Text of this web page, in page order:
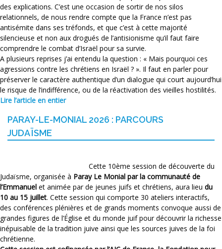
des explications. C’est une occasion de sortir de nos silos
relationnels, de nous rendre compte que la France n’est pas
antisémite dans ses tréfonds, et que c’est à cette majorité
silencieuse et non aux drogués de l’antisionisme qu’il faut faire
comprendre le combat d’Israël pour sa survie.
A plusieurs reprises j’ai entendu la question : « Mais pourquoi ces
agressions contre les chrétiens en Israël ? ». Il faut en parler pour
préserver le caractère authentique d’un dialogue qui court aujourd’hui
le risque de l’indifférence, ou de la réactivation des vieilles hostilités.
Lire l’article en entier
PARAY-LE-MONIAL 2026 : PARCOURS
JUDAÏSME
Cette 10ème session de découverte du
Judaïsme, organisée à Paray Le Monial par la communauté de
l’Emmanuel et animée par de jeunes juifs et chrétiens, aura lieu du
10 au 15 juillet. Cette session qui comporte 30 ateliers interactifs,
des conférences plénières et de grands moments convoque aussi de
grandes figures de l’Église et du monde juif pour découvrir la richesse
inépuisable de la tradition juive ainsi que les sources juives de la foi
chrétienne.